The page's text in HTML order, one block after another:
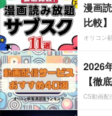
漫画
比較】
オリコン
2026
【徹
CS動画配